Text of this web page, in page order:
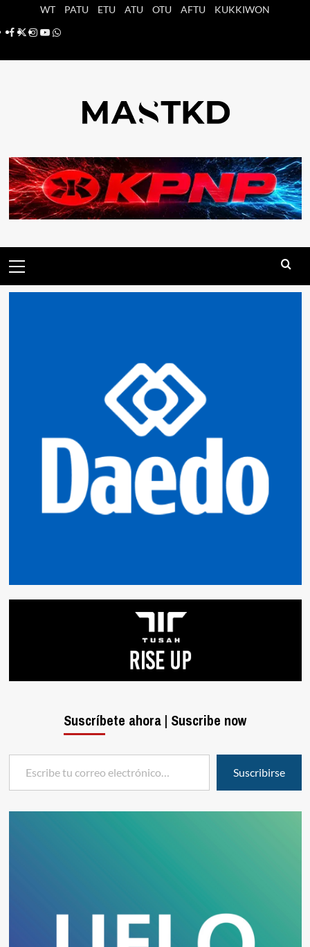
WT PATU ETU ATU OTU AFTU
KUKKIWON
Facebook
X Instagram
YouTube
Whatsapp
principal
Suscríbete ahora | Suscribe now
Escribe tu correo electrónico…
Suscribirse